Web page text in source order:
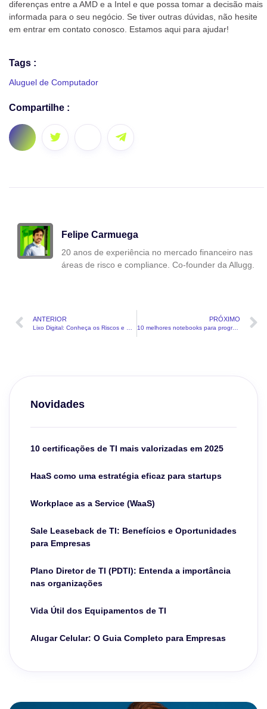
Novidades
10 certificações de TI mais valorizadas em 2025
HaaS como uma estratégia eficaz para startups
Workplace as a Service (WaaS)
Sale Leaseback de TI: Benefícios e Oportunidades
para Empresas
Plano Diretor de TI (PDTI): Entenda a importância
nas organizações
Vida Útil dos Equipamentos de TI
Alugar Celular: O Guia Completo para Empresas
diferenças entre a AMD e a Intel e que possa tomar a decisão mais
informada para o seu negócio. Se tiver outras dúvidas, não hesite
em entrar em contato conosco. Estamos aqui para ajudar!
Tags :
Aluguel de Computador
Compartilhe :
Felipe Carmuega
20 anos de experiência no mercado financeiro nas
áreas de risco e compliance. Co-founder da Allugg.
ANTERIOR
Lixo Digital: Conheça os Riscos e Saiba como se Proteger
PRÓXIMO
10 melhores notebooks para programar: guia definitivo